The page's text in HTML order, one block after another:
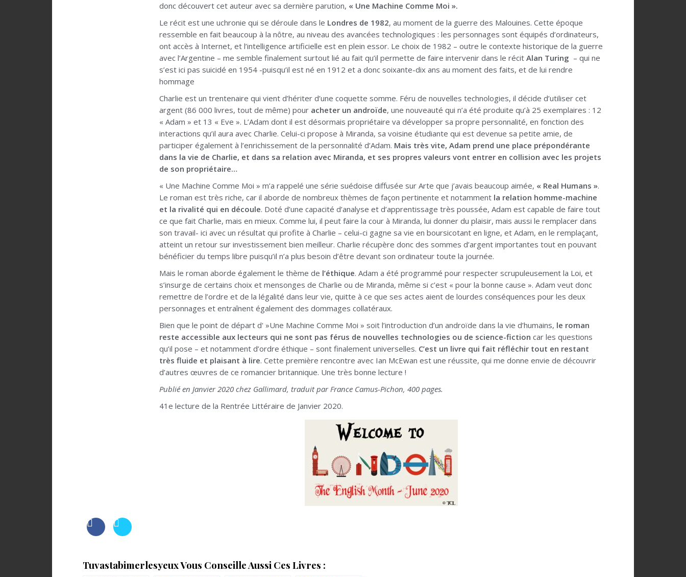
donc découvert cet auteur avec sa dernière parution, « Une Machine Comme Moi ».
Le récit est une uchronie qui se déroule dans le Londres de 1982, au moment de la guerre des Malouines. Cette époque
ressemble en fait beaucoup à la nôtre, au niveau des avancées technologiques : les personnages sont équipés d’ordinateurs,
ont accès à Internet, et l’intelligence artificielle est en plein essor. Le choix de 1982 – outre le contexte historique de la guerre
avec l’Argentine – me semble finalement surtout lié au fait qu’il permette de faire intervenir dans le récit Alan Turing – qui ne
s’est ici pas suicidé en 1954 -puisqu’il est né en 1912 et a donc soixante-dix ans au moment des faits, et de lui rendre
hommage
Charlie est un trentenaire qui vient d’hériter d’une coquette somme. Féru de nouvelles technologies, il décide d’utiliser cet
argent (86 000 livres, tout de même) pour acheter un androïde, une nouveauté qui n’a été produite qu’à 25 exemplaires : 12
« Adam » et 13 « Eve ». L’Adam dont il est désormais propriétaire va développer sa propre personnalité, en fonction des
interactions qu’il aura avec Charlie. Celui-ci propose à Miranda, sa voisine étudiante qui est devenue sa petite amie, de
participer également à l’enrichissement de la personnalité d’Adam. Mais très vite, Adam prend une place prépondérante
dans la vie de Charlie, et dans sa relation avec Miranda, et ses propres valeurs vont entrer en collision avec les projets
de son propriétaire…
« Une Machine Comme Moi » m’a rappelé une série suédoise diffusée sur Arte que j’avais beaucoup aimée, « Real Humans ».
Le roman est très riche, car il aborde de nombreux thèmes de façon pertinente et notamment la relation homme-machine
et la rivalité qui en découle. Doté d’une capacité d’analyse et d’apprentissage très poussée, Adam est capable de faire tout
ce que fait Charlie, mais en mieux. Comme lui, il peut faire la cour à Miranda, lui donner du plaisir, mais aussi le remplacer dans
son travail- ici avec un résultat qui profite à Charlie – celui-ci gagne sa vie en boursicotant en ligne, et Adam, en le remplaçant,
atteint un retour sur investissement bien meilleur. Charlie récupère donc des sommes d’argent importantes tout en pouvant
bénéficier du temps libre puisqu’il n’a plus besoin d’être devant son ordinateur toute la journée.
Mais le roman aborde également le thème de l’éthique. Adam a été programmé pour respecter scrupuleusement la Loi, et
s’insurge de certains choix et mensonges de Charlie ou de Miranda, même si c’est « pour la bonne cause ». Adam veut donc
remettre de l’ordre et de la légalité dans leur vie, quitte à ce que ses actes aient de lourdes conséquences pour les deux
personnages et entraînent également des dommages collatéraux.
Bien que le point de départ d' »Une Machine Comme Moi » soit l’introduction d’un androïde dans la vie d’humains, le roman
reste accessible aux lecteurs qui ne sont pas férus de nouvelles technologies ou de science-fiction car les questions
qu’il pose – et notamment d’ordre éthique – sont finalement universelles. C’est un livre qui fait réfléchir tout en restant
très fluide et plaisant à lire. Cette première rencontre avec Ian McEwan est une réussite, qui me donne envie de découvrir
d’autres œuvres de ce romancier britannique. Une très bonne lecture !
Publié en Janvier 2020 chez Gallimard, traduit par France Camus-Pichon, 400 pages.
41e lecture de la Rentrée Littéraire de Janvier 2020.
Tuvastabimerlesyeux Vous Conseille Aussi Ces Livres :